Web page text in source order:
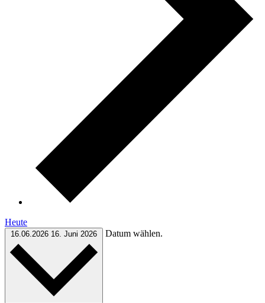
Heute
16.06.2026 16. Juni 2026 Datum wählen.